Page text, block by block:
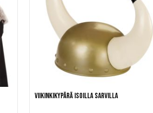
Viikinkikypärä isoilla sarvilla